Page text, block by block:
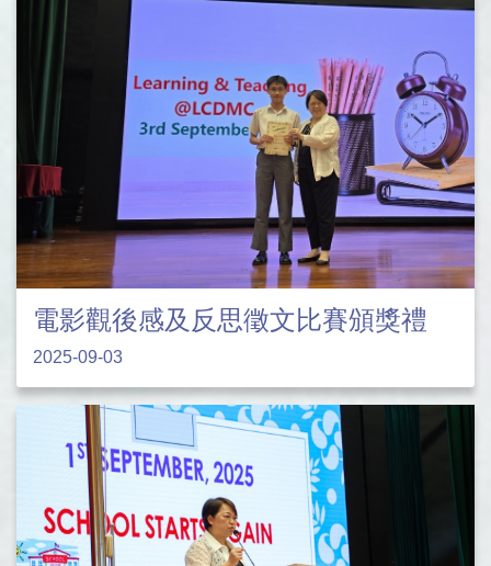
電影觀後感及反思徵文比賽頒獎禮
2025-09-03